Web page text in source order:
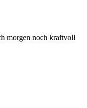
morgen noch kraftvoll